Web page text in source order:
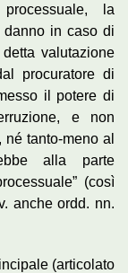
la
danno in caso di
valutazione
procuratore di
il potere di
e non
tanto-meno al
alla parte
(così
anche ordd. nn.
(articolato